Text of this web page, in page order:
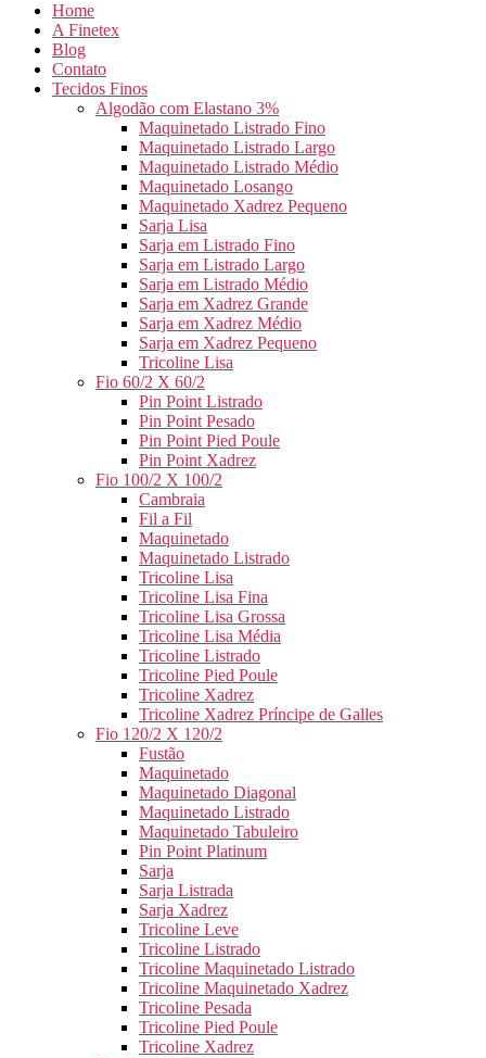
Home
A Finetex
Blog
Contato
Tecidos Finos
Algodão com Elastano 3%
Maquinetado Listrado Fino
Maquinetado Listrado Largo
Maquinetado Listrado Médio
Maquinetado Losango
Maquinetado Xadrez Pequeno
Sarja Lisa
Sarja em Listrado Fino
Sarja em Listrado Largo
Sarja em Listrado Médio
Sarja em Xadrez Grande
Sarja em Xadrez Médio
Sarja em Xadrez Pequeno
Tricoline Lisa
Fio 60/2 X 60/2
Pin Point Listrado
Pin Point Pesado
Pin Point Pied Poule
Pin Point Xadrez
Fio 100/2 X 100/2
Cambraia
Fil a Fil
Maquinetado
Maquinetado Listrado
Tricoline Lisa
Tricoline Lisa Fina
Tricoline Lisa Grossa
Tricoline Lisa Média
Tricoline Listrado
Tricoline Pied Poule
Tricoline Xadrez
Tricoline Xadrez Príncipe de Galles
Fio 120/2 X 120/2
Fustão
Maquinetado
Maquinetado Diagonal
Maquinetado Listrado
Maquinetado Tabuleiro
Pin Point Platinum
Sarja
Sarja Listrada
Sarja Xadrez
Tricoline Leve
Tricoline Listrado
Tricoline Maquinetado Listrado
Tricoline Maquinetado Xadrez
Tricoline Pesada
Tricoline Pied Poule
Tricoline Xadrez